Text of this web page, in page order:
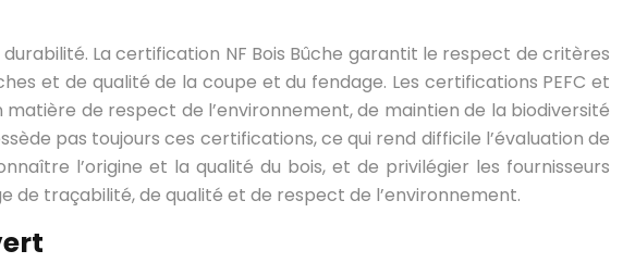
La certification NF Bois Bûche garantit le respect de critères
et de qualité de la coupe et du fendage. Les certifications PEFC et
de respect de l’environnement, de maintien de la biodiversité
pas toujours ces certifications, ce qui rend difficile l’évaluation de
l’origine et la qualité du bois, et de privilégier les fournisseurs
de traçabilité, de qualité et de respect de l’environnement.